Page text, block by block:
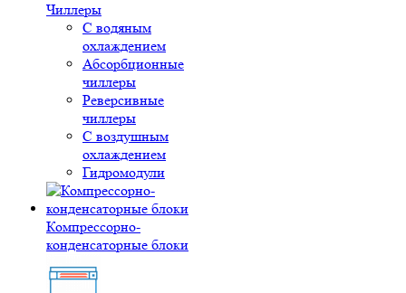
Чиллеры
С водяным
охлаждением
Абсорбционные
чиллеры
Реверсивные
чиллеры
С воздушным
охлаждением
Гидромодули
Компрессорно-
конденсаторные блоки